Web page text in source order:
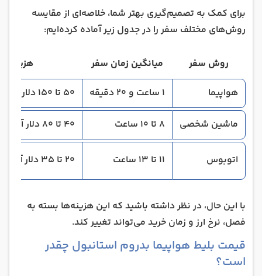
برای کمک به تصمیم‌گیری بهتر شما، خلاصه‌ای از مقایسه
روش‌های مختلف سفر را در جدول زیر آماده کرده‌ایم:
روش سفر میانگین زمان سفر
هزینه
هواپیما
1 ساعت و 20 دقیقه 50 تا 150 دلار آمریکا
ماشین شخصی 8 تا 10 ساعت 40 تا 80 دلار آمریکا (بنزین و عوارض)
اتوبوس 11 تا 13 ساعت 20 تا 35 دلار آمریکا
با این حال، در نظر داشته باشید که این هزینه‌ها بسته به
فصل، نرخ ارز و زمان خرید می‌تواند تغییر کند.
قیمت بلیط هواپیما بدروم استانبول چقدر
است؟